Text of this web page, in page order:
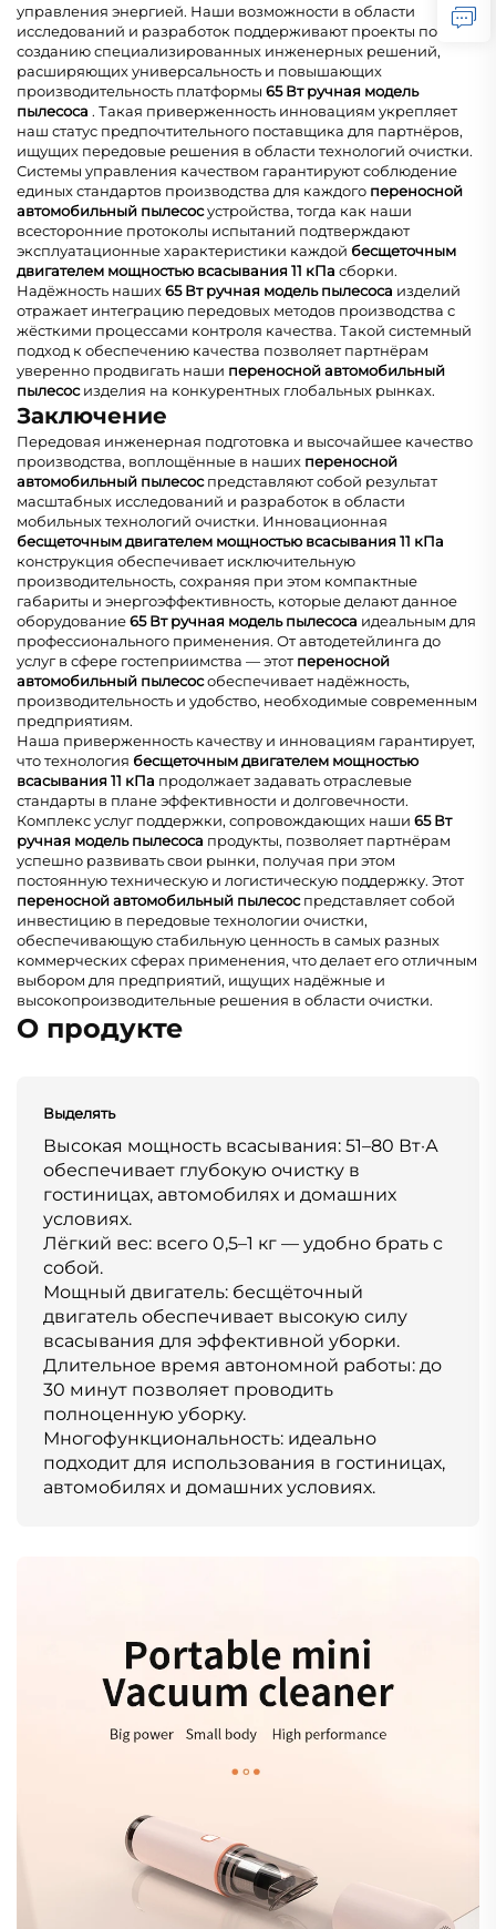
управления энергией. Наши возможности в области
исследований и разработок поддерживают проекты по
созданию специализированных инженерных решений,
расширяющих универсальность и повышающих
производительность платформы 65 Вт ручная модель
пылесоса . Такая приверженность инновациям укрепляет
наш статус предпочтительного поставщика для партнёров,
ищущих передовые решения в области технологий очистки.
Системы управления качеством гарантируют соблюдение
единых стандартов производства для каждого переносной
автомобильный пылесосустройства, тогда как наши
всесторонние протоколы испытаний подтверждают
эксплуатационные характеристики каждой бесщеточным
двигателем мощностью всасывания 11 кПа сборки.
Надёжность наших65 Вт ручная модель пылесоса изделий
отражает интеграцию передовых методов производства с
жёсткими процессами контроля качества. Такой системный
подход к обеспечению качества позволяет партнёрам
уверенно продвигать наши переносной автомобильный
пылесосизделия на конкурентных глобальных рынках.
Заключение
Передовая инженерная подготовка и высочайшее качество
производства, воплощённые в наших переносной
автомобильный пылесоспредставляют собой результат
масштабных исследований и разработок в области
мобильных технологий очистки. Инновационная
бесщеточным двигателем мощностью всасывания 11 кПа
конструкция обеспечивает исключительную
производительность, сохраняя при этом компактные
габариты и энергоэффективность, которые делают данное
оборудование65 Вт ручная модель пылесоса идеальным для
профессионального применения. От автодетейлинга до
услуг в сфере гостеприимства — этотпереносной
автомобильный пылесособеспечивает надёжность,
производительность и удобство, необходимые современным
предприятиям.
Наша приверженность качеству и инновациям гарантирует,
что технология бесщеточным двигателем мощностью
всасывания 11 кПа продолжает задавать отраслевые
стандарты в плане эффективности и долговечности.
Комплекс услуг поддержки, сопровождающих наши 65 Вт
ручная модель пылесоса продукты, позволяет партнёрам
успешно развивать свои рынки, получая при этом
постоянную техническую и логистическую поддержку. Этот
переносной автомобильный пылесоспредставляет собой
инвестицию в передовые технологии очистки,
обеспечивающую стабильную ценность в самых разных
коммерческих сферах применения, что делает его отличным
выбором для предприятий, ищущих надёжные и
высокопроизводительные решения в области очистки.
О продукте
Выделять
Высокая мощность всасывания: 51–80 Вт·А
обеспечивает глубокую очистку в
гостиницах, автомобилях и домашних
условиях.
Лёгкий вес: всего 0,5–1 кг — удобно брать с
собой.
Мощный двигатель: бесщёточный
двигатель обеспечивает высокую силу
всасывания для эффективной уборки.
Длительное время автономной работы: до
30 минут позволяет проводить
полноценную уборку.
Многофункциональность: идеально
подходит для использования в гостиницах,
автомобилях и домашних условиях.